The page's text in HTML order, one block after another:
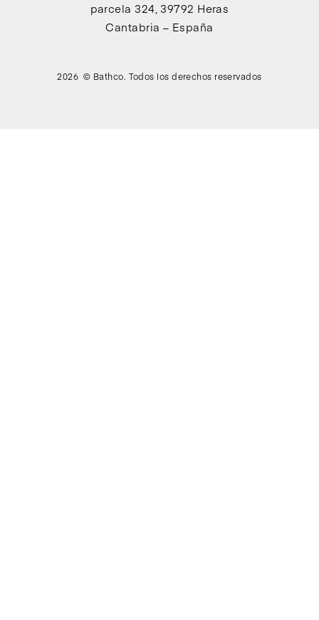
parcela 324, 39792 Heras
Cantabria – España
2026 © Bathco. Todos los derechos reservados